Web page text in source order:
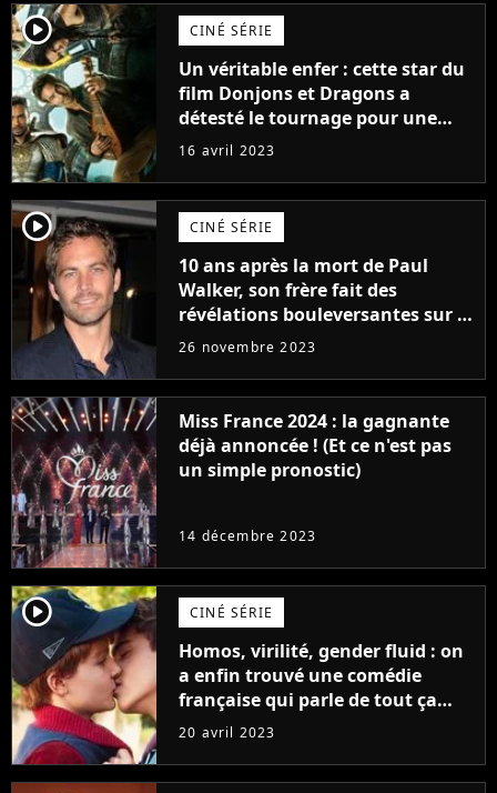
player2 CINÉ SÉRIE
Un véritable enfer : cette star du
film Donjons et Dragons a
détesté le tournage pour une
raison très spéciale
16 avril 2023
player2 CINÉ SÉRIE
10 ans après la mort de Paul
Walker, son frère fait des
révélations bouleversantes sur la
réaction des acteurs de Fast and
26 novembre 2023
Miss France 2024 : la gagnante
déjà annoncée ! (Et ce n'est pas
un simple pronostic)
14 décembre 2023
player2 CINÉ SÉRIE
Homos, virilité, gender fluid : on
a enfin trouvé une comédie
française qui parle de tout ça
sans être super ringarde
20 avril 2023